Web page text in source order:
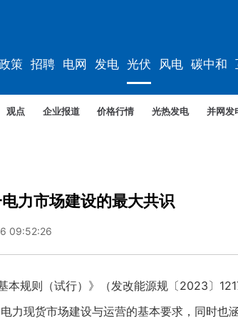
策 招聘 电网 发电 光伏 风电 碳中和
观点 企业报道 价格行情 光热发电 并网发
力市场建设的最大共识
09:52:26
本规则（试行）》（发改能源规〔2023〕
力现货市场建设与运营的基本要求，同时也